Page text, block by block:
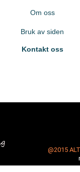
Om oss
Bruk av siden
Kontakt oss
@2015